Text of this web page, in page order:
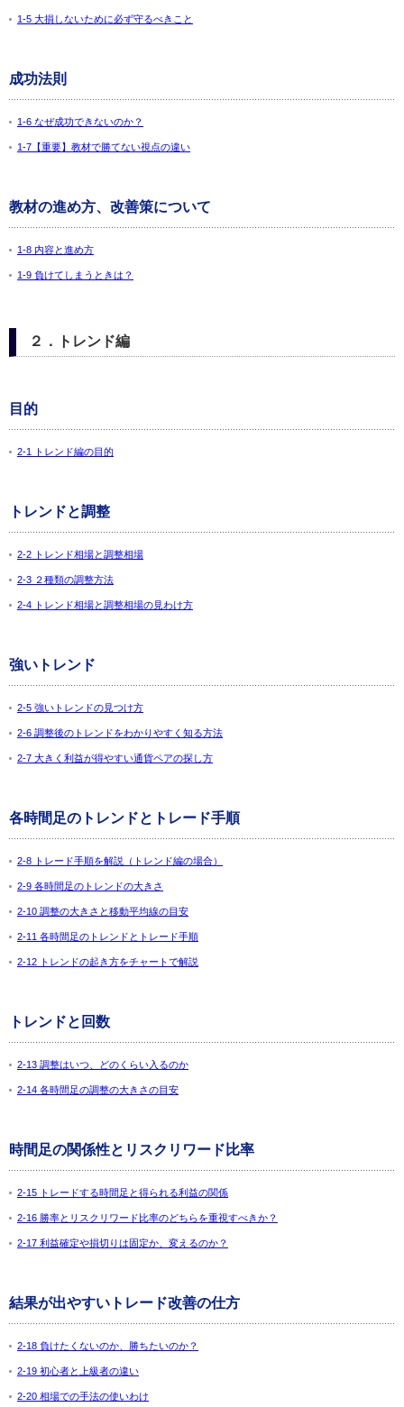
1-5 大損しないために必ず守るべきこと
成功法則
1-6 なぜ成功できないのか？
1-7【重要】教材で勝てない視点の違い
教材の進め方、改善策について
1-8 内容と進め方
1-9 負けてしまうときは？
２．トレンド編
目的
2-1 トレンド編の目的
トレンドと調整
2-2 トレンド相場と調整相場
2-3 ２種類の調整方法
2-4 トレンド相場と調整相場の見わけ方
強いトレンド
2-5 強いトレンドの見つけ方
2-6 調整後のトレンドをわかりやすく知る方法
2-7 大きく利益が得やすい通貨ペアの探し方
各時間足のトレンドとトレード手順
2-8 トレード手順を解説（トレンド編の場合）
2-9 各時間足のトレンドの大きさ
2-10 調整の大きさと移動平均線の目安
2-11 各時間足のトレンドとトレード手順
2-12 トレンドの起き方をチャートで解説
トレンドと回数
2-13 調整はいつ、どのくらい入るのか
2-14 各時間足の調整の大きさの目安
時間足の関係性とリスクリワード比率
2-15 トレードする時間足と得られる利益の関係
2-16 勝率とリスクリワード比率のどちらを重視すべきか？
2-17 利益確定や損切りは固定か、変えるのか？
結果が出やすいトレード改善の仕方
2-18 負けたくないのか、勝ちたいのか？
2-19 初心者と上級者の違い
2-20 相場での手法の使いわけ